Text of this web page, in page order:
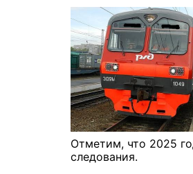
Отметим, что 2025
следования.